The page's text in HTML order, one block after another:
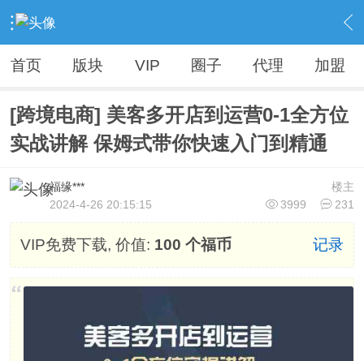
› Vip精品资源（人无我有，人有我优） ›
电商VIP资源【全网不加密】
内容
首页 版块 VIP 圈子 代理 加盟
[跨境电商] 美客多开店到运营0-1全方位
实战讲解 保姆式带你快速入门到精通
楼主
福缘***
3999
231
2024-4-26 20:15:15
VIP免费下载, 价值: 100 个福币 记录